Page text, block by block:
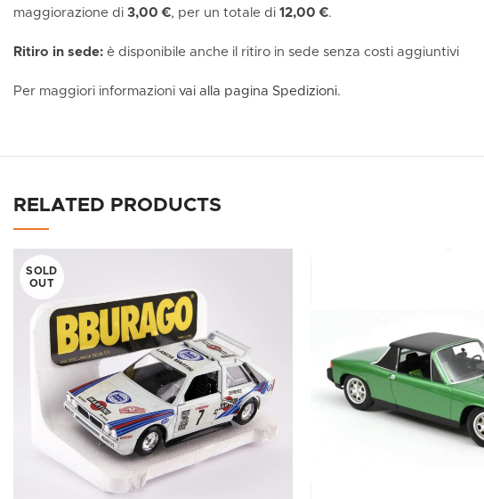
maggiorazione di 3,00 €, per un totale di 12,00 €.
Ritiro in sede: è disponibile anche il ritiro in sede senza costi aggiuntivi
Per maggiori informazioni vai alla pagina Spedizioni.
RELATED PRODUCTS
SOLD
OUT